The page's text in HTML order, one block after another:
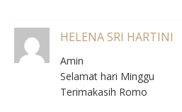
HELENA SRI HARTINI
Amin
Selamat hari Minggu
Terimakasih Romo